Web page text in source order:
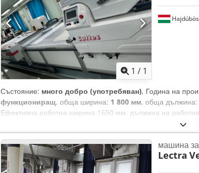
1 / 1
Състояние: много добро (употребяван), Година на
функциониращ, обща ширина: 1 800 мм, обща дължина:
Ефективна работна ширина 1650 мм, дължина на
6000 мм. Конструкция: стационарна машина за рязане с
ускорение на масата. Безчеткови серво мотори с
7 Ultimate. Dsdjywzkxopfx Afqeck 1 Машина за полагане:
Включително система за контрол на ръба и
осъществява чрез управление със серво мотор,
машина
Lectra